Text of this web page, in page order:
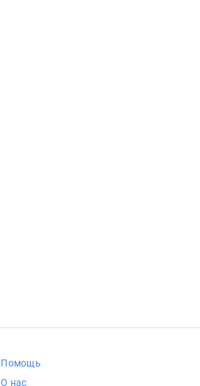
Помощь
О нас